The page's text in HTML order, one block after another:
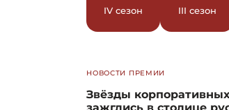
IV сезон III сезон
НОВОСТИ ПРЕМИИ
Звёзды
зажглись в столице